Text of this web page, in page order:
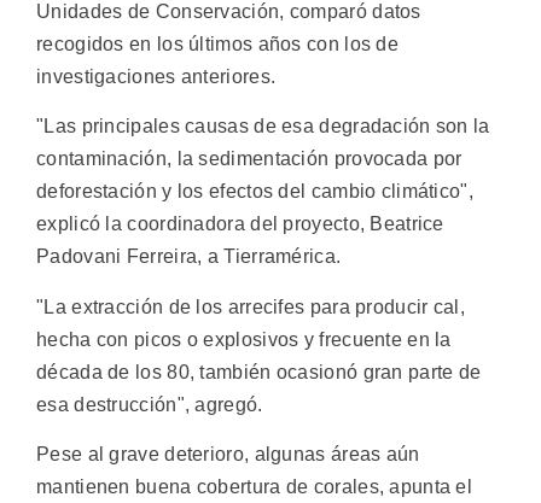
Unidades de Conservación, comparó datos
recogidos en los últimos años con los de
investigaciones anteriores.
"Las principales causas de esa degradación son la
contaminación, la sedimentación provocada por
deforestación y los efectos del cambio climático",
explicó la coordinadora del proyecto, Beatrice
Padovani Ferreira, a Tierramérica.
"La extracción de los arrecifes para producir cal,
hecha con picos o explosivos y frecuente en la
década de los 80, también ocasionó gran parte de
esa destrucción", agregó.
Pese al grave deterioro, algunas áreas aún
mantienen buena cobertura de corales, apunta el